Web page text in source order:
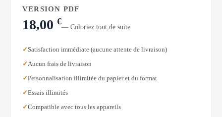
VERSION PDF
18,00 €
— Coloriez tout de suite
Satisfaction immédiate (aucune attente de livraison)
Aucun frais de livraison
Personnalisation illimitée du papier et du format
Essais illimités
Compatible avec tous les appareils